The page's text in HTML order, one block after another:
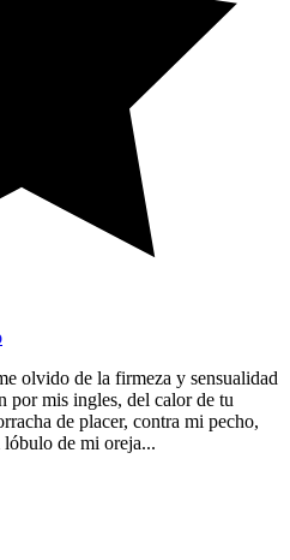
olvido de la firmeza y sensualidad
por mis ingles, del calor de tu
de placer, contra mi pecho,
lóbulo de mi oreja...